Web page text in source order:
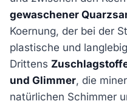
gewaschener
Koernung, der bei der
plastische und
Drittens
und Glimmer, die
natürlichen Schimmer